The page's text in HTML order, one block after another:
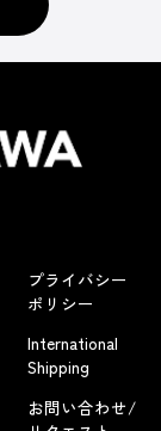
プライバシー
ポリシー
International
Shipping
お問い合わせ/